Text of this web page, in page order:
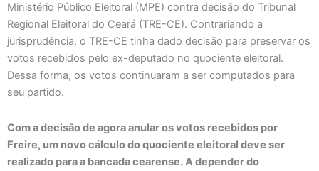
Ministério Público Eleitoral (MPE) contra decisão do Tribunal
Regional Eleitoral do Ceará (TRE-CE). Contrariando a
jurisprudência, o TRE-CE tinha dado decisão para preservar os
votos recebidos pelo ex-deputado no quociente eleitoral.
Dessa forma, os votos continuaram a ser computados para
seu partido.
Com a decisão de agora anular os votos recebidos por
Freire, um novo cálculo do quociente eleitoral deve ser
realizado para a bancada cearense. A depender do